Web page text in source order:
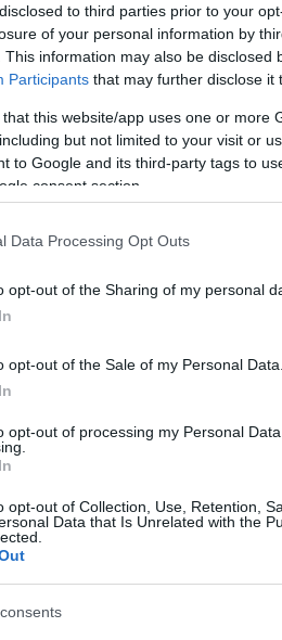
to third parties prior to your
of your personal information by
This information may also be disclosed
Participants that may further disclose it
that this website/app uses one or more
but not limited to your visit or
to Google and its third-party tags to
consent section.
Data Processing Opt Outs
opt-out of the Sharing of my personal
opt-out of the Sale of my Personal Data.
opt-out of processing my Personal
opt-out of Collection, Use, Retention,
Data that Is Unrelated with the
sulla sua situazione
allo stomaco in
ai trattamenti.
al pubblico durante
e la volontà di salutare